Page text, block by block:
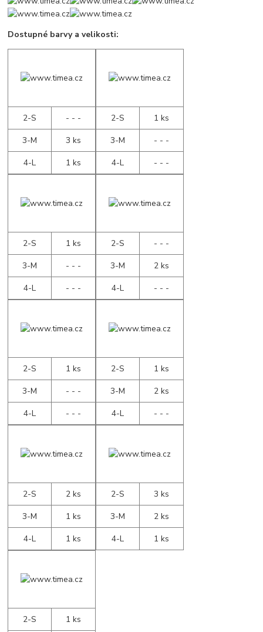
Dostupné barvy a velikosti:
2-S
- - -
3-M
3 ks
4-L
1 ks
2-S
1 ks
3-M
- - -
4-L
- - -
2-S
1 ks
3-M
- - -
4-L
- - -
2-S
- - -
3-M
2 ks
4-L
- - -
2-S
1 ks
3-M
- - -
4-L
- - -
2-S
1 ks
3-M
2 ks
4-L
- - -
2-S
2 ks
3-M
1 ks
4-L
1 ks
2-S
3 ks
3-M
2 ks
4-L
1 ks
2-S
1 ks